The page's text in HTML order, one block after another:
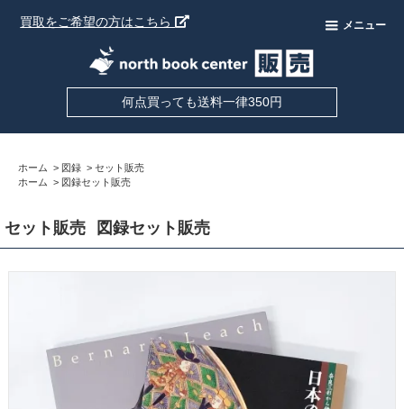
買取をご希望の方はこちら メニュー
何点買っても送料一律350円
ホーム > 図録 > セット販売
ホーム > 図録セット販売
セット販売 図録セット販売